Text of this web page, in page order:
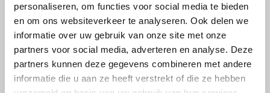
personaliseren, om functies voor social media te bieden
en om ons websiteverkeer te analyseren. Ook delen we
informatie over uw gebruik van onze site met onze
partners voor social media, adverteren en analyse. Deze
partners kunnen deze gegevens combineren met andere
informatie die u aan ze heeft verstrekt of die ze hebben